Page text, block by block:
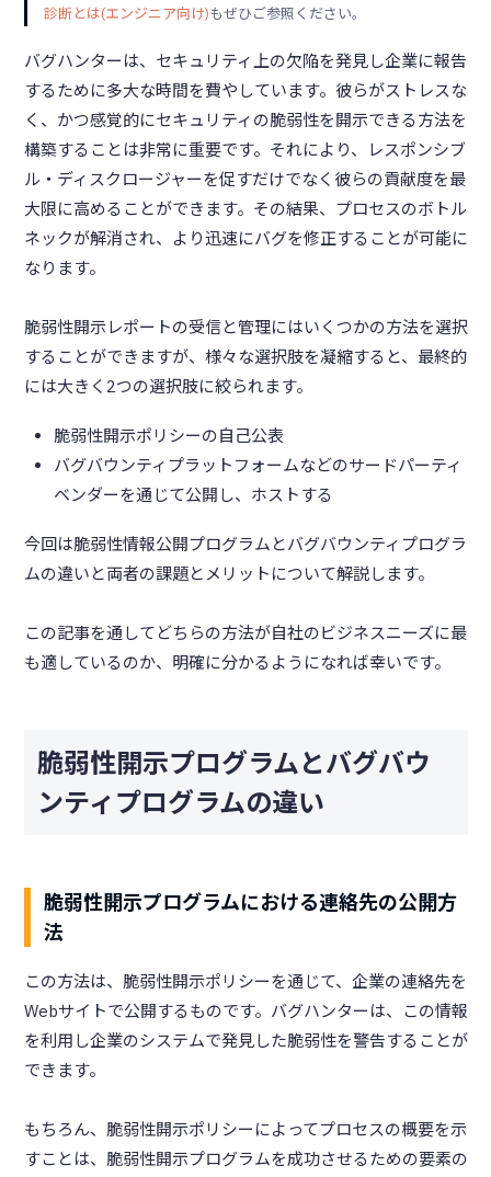
診断とは(エンジニア向け)もぜひご参照ください。
バグハンターは、セキュリティ上の欠陥を発見し企業に報告
するために多大な時間を費やしています。彼らがストレスな
く、かつ感覚的にセキュリティの脆弱性を開示できる方法を
構築することは非常に重要です。それにより、レスポンシブ
ル・ディスクロージャーを促すだけでなく彼らの貢献度を最
大限に高めることができます。その結果、プロセスのボトル
ネックが解消され、より迅速にバグを修正することが可能に
なります。
脆弱性開示レポートの受信と管理にはいくつかの方法を選択
することができますが、様々な選択肢を凝縮すると、最終的
には大きく2つの選択肢に絞られます。
脆弱性開示ポリシーの自己公表
バグバウンティプラットフォームなどのサードパーティ
ベンダーを通じて公開し、ホストする
今回は脆弱性情報公開プログラムとバグバウンティプログラ
ムの違いと両者の課題とメリットについて解説します。
この記事を通してどちらの方法が自社のビジネスニーズに最
も適しているのか、明確に分かるようになれば幸いです。
脆弱性開示プログラムとバグバウ
ンティプログラムの違い
脆弱性開示プログラムにおける連絡先の公開方
法
この方法は、脆弱性開示ポリシーを通じて、企業の連絡先を
Webサイトで公開するものです。バグハンターは、この情報
を利用し企業のシステムで発見した脆弱性を警告することが
できます。
もちろん、脆弱性開示ポリシーによってプロセスの概要を示
すことは、脆弱性開示プログラムを成功させるための要素の